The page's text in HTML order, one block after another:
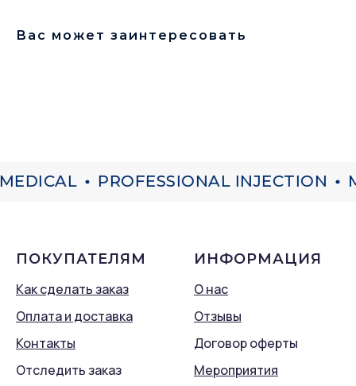
Вас может заинтересовать
PROFESSIONAL INJECTION
ПОКУПАТЕЛЯМ
Как сделать заказ
Оплата и доставка
Контакты
Отследить заказ
ИНФОРМАЦИЯ
О нас
Отзывы
Договор оферты
Мероприятия